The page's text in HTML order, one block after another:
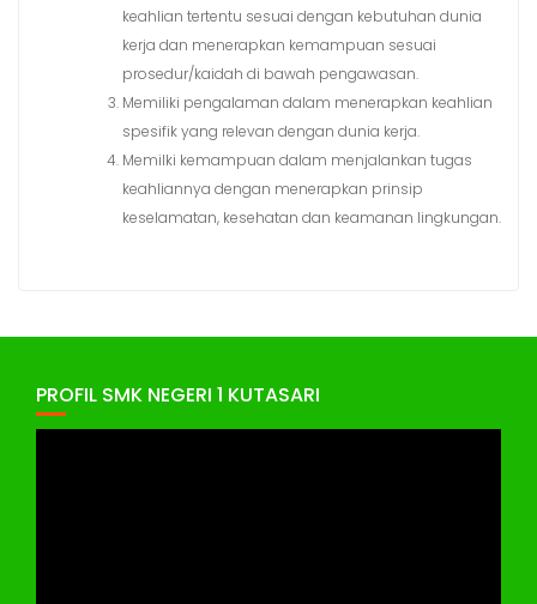
keahlian tertentu sesuai dengan kebutuhan dunia
kerja dan menerapkan kemampuan sesuai
prosedur/kaidah di bawah pengawasan.
Memiliki pengalaman dalam menerapkan keahlian
spesifik yang relevan dengan dunia kerja.
Memilki kemampuan dalam menjalankan tugas
keahliannya dengan menerapkan prinsip
keselamatan, kesehatan dan keamanan lingkungan.
PROFIL SMK NEGERI 1 KUTASARI